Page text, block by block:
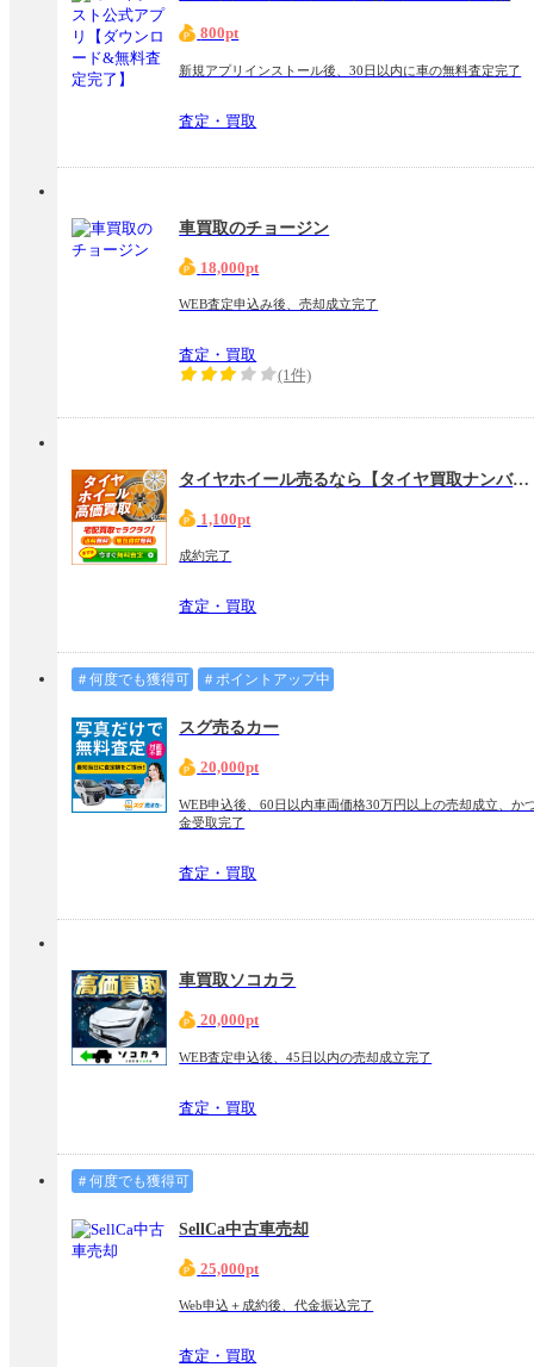
800pt
新規アプリインストール後、30日以内に車の無料査定完了
査定・買取
車買取のチョージン
18,000pt
WEB査定申込み後、売却成立完了
査定・買取
(1件)
タイヤホイール売るなら【タイヤ買取ナンバーワン】
1,100pt
成約完了
査定・買取
＃何度でも獲得可 ＃ポイントアップ中
スグ売るカー
20,000pt
WEB申込後、60日以内車両価格30万円以上の売却成立、か
金受取完了
査定・買取
車買取ソコカラ
20,000pt
WEB査定申込後、45日以内の売却成立完了
査定・買取
＃何度でも獲得可
SellCa中古車売却
25,000pt
Web申込＋成約後、代金振込完了
査定・買取